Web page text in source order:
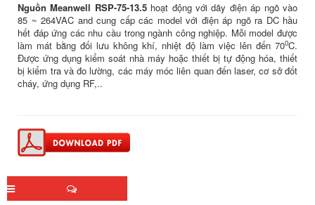
Nguồn Meanwell RSP-75-13.5hoạt động với dãy điện áp ngõ vào
85 ~ 264VAC and cung cấp các model với điện áp ngõ ra DC hầu
hết đáp ứng các nhu cầu trong ngành công nghiệp. Mỗi model được
làm mát bằng đối lưu không khí, nhiệt độ làm việc lên đến 700C.
Được ứng dụng kiểm soát nhà máy hoặc thiết bị tự động hóa, thiết
bị kiểm tra và đo lường, các máy móc liên quan đến laser, cơ sở đốt
cháy, ứng dụng RF,..